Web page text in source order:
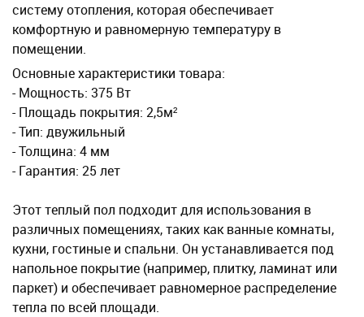
систему отопления, которая обеспечивает
комфортную и равномерную температуру в
помещении.
Основные характеристики товара:
- Мощность: 375 Вт
- Площадь покрытия: 2,5м²
- Тип: двужильный
- Толщина: 4 мм
- Гарантия: 25 лет
Этот теплый пол подходит для использования в
различных помещениях, таких как ванные комнаты,
кухни, гостиные и спальни. Он устанавливается под
напольное покрытие (например, плитку, ламинат или
паркет) и обеспечивает равномерное распределение
тепла по всей площади.